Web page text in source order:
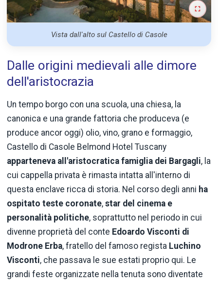
Vista dall'alto sul Castello di Casole
Dalle origini medievali alle dimore
dell'aristocrazia
Un tempo borgo con una scuola, una chiesa, la
canonica e una grande fattoria che produceva (e
produce ancor oggi) olio, vino, grano e formaggio,
Castello di Casole Belmond Hotel Tuscany
apparteneva all'aristocratica famiglia dei Bargagli, la
cui cappella privata è rimasta intatta all'interno di
questa enclave ricca di storia. Nel corso degli anni ha
ospitato teste coronate, star del cinema e
personalità politiche, soprattutto nel periodo in cui
divenne proprietà del conte Edoardo Visconti di
Modrone Erba, fratello del famoso regista Luchino
Visconti, che passava le sue estati proprio qui. Le
grandi feste organizzate nella tenuta sono diventate